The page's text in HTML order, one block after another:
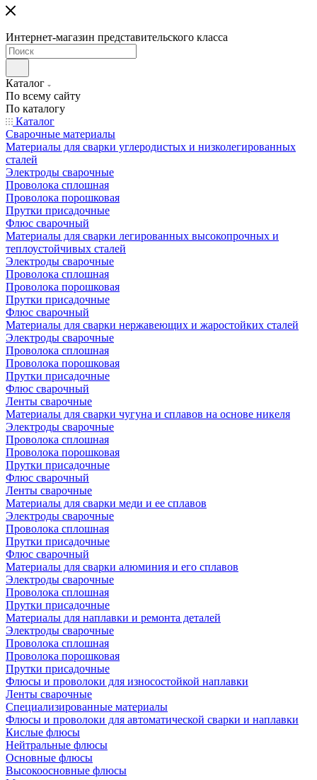
Интернет-магазин представительского класса
Каталог
По всему сайту
По каталогу
Каталог
Сварочные материалы
Материалы для сварки углеродистых и низколегированных
сталей
Электроды сварочные
Проволока сплошная
Проволока порошковая
Прутки присадочные
Флюс сварочный
Материалы для сварки легированных высокопрочных и
теплоустойчивых сталей
Электроды сварочные
Проволока сплошная
Проволока порошковая
Прутки присадочные
Флюс сварочный
Материалы для сварки нержавеющих и жаростойких сталей
Электроды сварочные
Проволока сплошная
Проволока порошковая
Прутки присадочные
Флюс сварочный
Ленты сварочные
Материалы для сварки чугуна и сплавов на основе никеля
Электроды сварочные
Проволока сплошная
Проволока порошковая
Прутки присадочные
Флюс сварочный
Ленты сварочные
Материалы для сварки меди и ее сплавов
Электроды сварочные
Проволока сплошная
Прутки присадочные
Флюс сварочный
Материалы для сварки алюминия и его сплавов
Электроды сварочные
Проволока сплошная
Прутки присадочные
Материалы для наплавки и ремонта деталей
Электроды сварочные
Проволока сплошная
Проволока порошковая
Прутки присадочные
Флюсы и проволоки для износостойкой наплавки
Ленты сварочные
Специализированные материалы
Флюсы и проволоки для автоматической сварки и наплавки
Кислые флюсы
Нейтральные флюсы
Основные флюсы
Высокоосновные флюсы